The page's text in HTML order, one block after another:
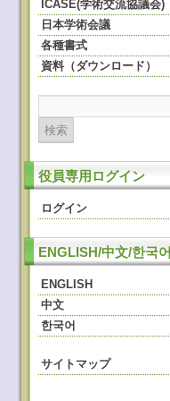
ICASE(学術交流協議会)
日本学術会議
各種書式
資料（ダウンロード）
役員専用ログイン
ログイン
ENGLISH/中文/한국어
ENGLISH
中文
한국어
サイトマップ